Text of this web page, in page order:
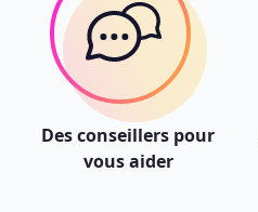
Des conseillers pour
vous aider